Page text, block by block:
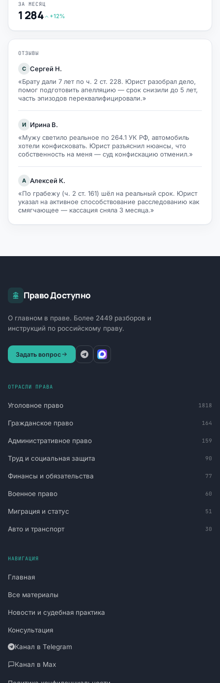
ЗА МЕСЯЦ
1 284 +12%
ОТЗЫВЫ
С Сергей Н.
«Брату дали 7 лет по ч. 2 ст. 228. Юрист разобрал дело,
помог подготовить апелляцию — срок снизили до 5 лет,
часть эпизодов переквалифицировали.»
И
Ирина В.
«Мужу светило реальное по 264.1 УК РФ, автомобиль
хотели конфисковать. Юрист разъяснил нюансы, что
собственность на меня — суд конфискацию отменил.»
А Алексей К.
«По грабежу (ч. 2 ст. 161) шёл на реальный срок. Юрист
указал на активное способствование расследованию как
смягчающее — кассация сняла 3 месяца.»
Право Доступно
О главном в праве. Более 2449 разборов и
инструкций по российскому праву.
Задать вопрос
ОТРАСЛИ ПРАВА
Уголовное право 1818
Гражданское право 164
Административное право 159
Труд и социальная защита 90
Финансы и обязательства 77
Военное право 60
Миграция и статус 51
Авто и транспорт 30
НАВИГАЦИЯ
Главная
Все материалы
Новости и судебная практика
Консультация
Канал в Telegram
Канал в Max